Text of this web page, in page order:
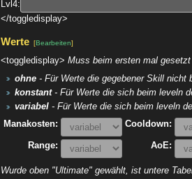
Lvl4:
</toggledisplay>
Werte [Bearbeiten]
<toggledisplay>Muss beim ersten mal
ohne - Für Werte die gegebener Skill nicht
konstant- Für Werte die sich beim leveln
variabel - Für Werte die sich beim leveln
Manakosten:
Cooldown:
Range: AoE:
Wurde oben "Ultimate" gewählt, ist untere